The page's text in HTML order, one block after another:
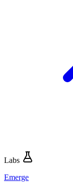
Labs
Emerge